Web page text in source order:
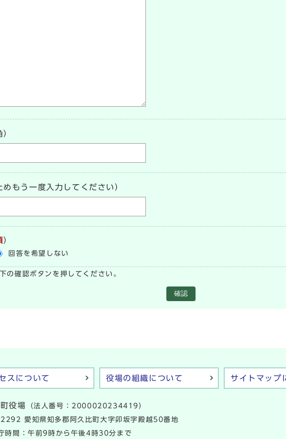
もう一度入力してください）
）
回答を希望しない
の確認ボタンを押してください。
確認
スについて 役場の組織について サイトマップ
役場
（法人番号：2000020234419）
愛知県知多郡阿久比町大字卯坂字殿越50番地
時間：午前9時から午後4時30分まで